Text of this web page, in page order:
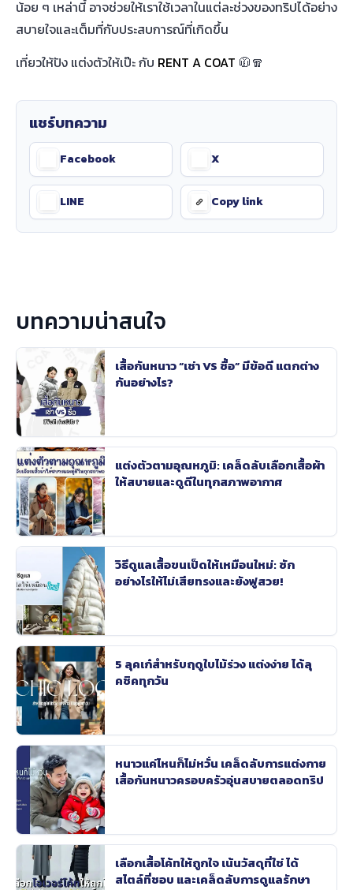
น้อย ๆ เหล่านี้ อาจช่วยให้เราใช้เวลาในแต่ละช่วงของทริปได้อย่าง
สบายใจและเต็มที่กับประสบการณ์ที่เกิดขึ้น
เที่ยวให้ปัง แต่งตัวให้เป๊ะ กับ RENT A COAT 🧥🧣
แชร์บทความ
Facebook X
LINE Copy link
บทความน่าสนใจ
เสื้อกันหนาว “เช่า VS ซื้อ” มีข้อดี แตกต่าง
กันอย่างไร?
แต่งตัวตามอุณหภูมิ: เคล็ดลับเลือกเสื้อผ้า
ให้สบายและดูดีในทุกสภาพอากาศ
วิธีดูแลเสื้อขนเป็ดให้เหมือนใหม่: ซัก
อย่างไรให้ไม่เสียทรงและยังฟูสวย!
5 ลุคเก๋สำหรับฤดูใบไม้ร่วง แต่งง่าย ได้ลุ
คชิคทุกวัน
หนาวแค่ไหนก็ไม่หวั่น เคล็ดลับการแต่งกาย
เสื้อกันหนาวครอบครัวอุ่นสบายตลอดทริป
เลือกเสื้อโค้ทให้ถูกใจ เน้นวัสดุที่ใช่ ได้
สไตล์ที่ชอบ และเคล็ดลับการดูแลรักษา